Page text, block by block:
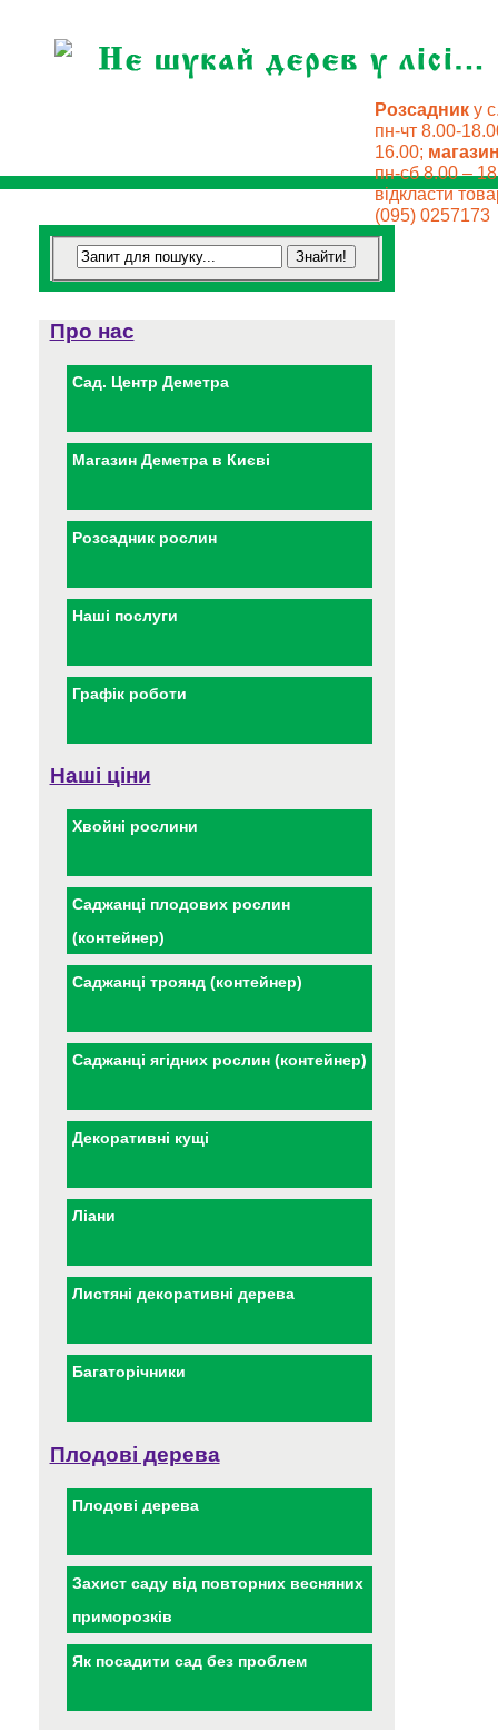
Розсадник у
пн-чт 8.00-
16.00;
пн-сб 8.00 –
відкласти
(095) 0257173
Про нас
Сад. Центр Деметра
Магазин Деметра в Києві
Розсадник рослин
Наші послуги
Графік роботи
Наші ціни
Хвойні рослини
Саджанці плодових рослин
(контейнер)
Саджанці троянд (контейнер)
Саджанці ягідних рослин (контейнер)
Декоративні кущі
Ліани
Листяні декоративні дерева
Багаторічники
Плодові дерева
Плодові дерева
Захист саду від повторних весняних
приморозків
Як посадити сад без проблем